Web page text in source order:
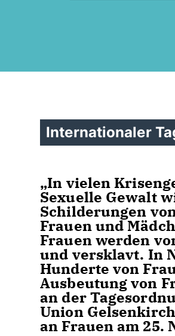
Internationaler
In vielen
Sexuelle Gewalt
Schilderungen
Frauen und
Frauen werden
und versklavt. In
Hunderte von
Ausbeutung von
an der
Union
an Frauen am 25.